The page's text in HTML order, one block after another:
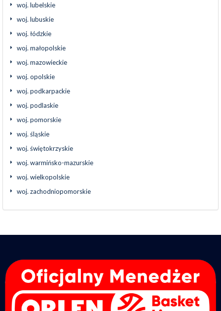
woj. lubelskie
woj. lubuskie
woj. łódzkie
woj. małopolskie
woj. mazowieckie
woj. opolskie
woj. podkarpackie
woj. podlaskie
woj. pomorskie
woj. śląskie
woj. świętokrzyskie
woj. warmińsko-mazurskie
woj. wielkopolskie
woj. zachodniopomorskie